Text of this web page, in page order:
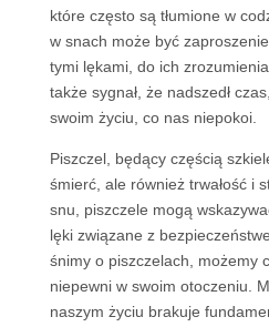
które często są tłumione w
w snach może być
tymi lękami, do ich
także sygnał, że nadszedł
swoim życiu, co nas niepokoi.
Piszczel, będący częścią
śmierć, ale również trwałość i
snu, piszczele mogą
lęki związane z
śnimy o piszczelach, możemy
niepewni w swoim otoczeniu.
naszym życiu brakuje